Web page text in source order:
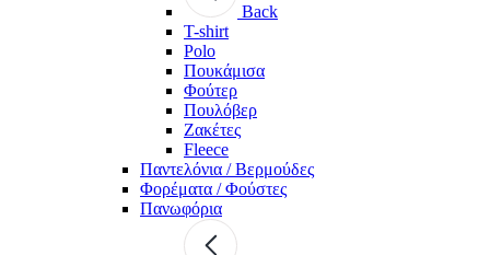
Back
T-shirt
Polo
Πουκάμισα
Φούτερ
Πουλόβερ
Ζακέτες
Fleece
Παντελόνια / Βερμούδες
Φορέματα / Φούστες
Πανωφόρια